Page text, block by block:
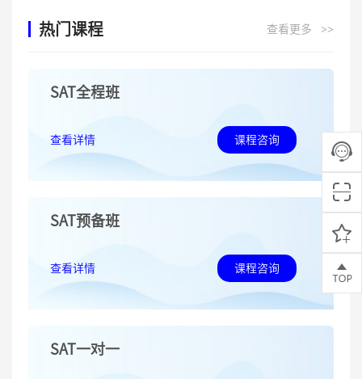
热门课程 查看更多 >>
SAT全程班
查看详情 课程咨询
SAT预备班
查看详情 课程咨询
SAT一对一